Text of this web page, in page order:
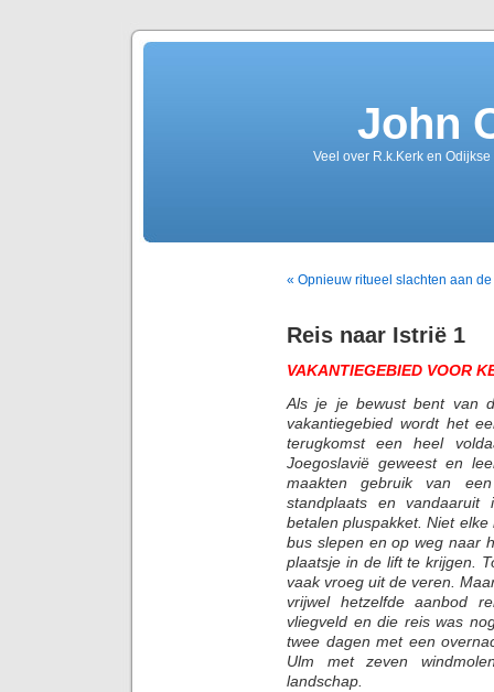
John
Veel over R.k.Kerk en
« Opnieuw ritueel slachten aan
Reis naar Istrië 1
VAKANTIEGEBIED VOOR
Als je je bewust bent van
vakantiegebied wordt het
terugkomst een heel
Joegoslavië geweest en
maakten gebruik van een
standplaats en
betalen pluspakket. Niet
bus slepen en op weg naar
plaatsje in de lift te krijgen.
vaak vroeg uit de veren.
vrijwel hetzelfde aanbod
vliegveld en die reis was
twee dagen met een
Ulm met zeven
landschap.